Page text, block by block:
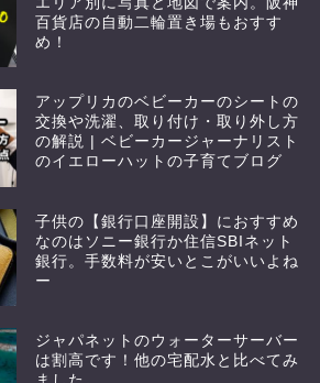
百貨店の自動二輪置き場もおすす
め！
アップリカのベビーカーのシートの
交換や洗濯、取り付け・取り外し方
の解説 | ベビーカージャーナリスト
のイエローハットの子育てブログ
子供の【銀行口座開設】におすすめ
なのはソニー銀行か住信SBIネット
銀行。手数料が安いとこがいいよね
ー
ジャパネットのウォーターサーバー
は割高です！他の宅配水と比べてみ